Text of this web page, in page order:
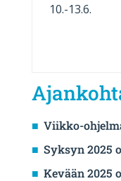
10.-13.6.
Viikko-
Syksyn 2025
Kevään 2025